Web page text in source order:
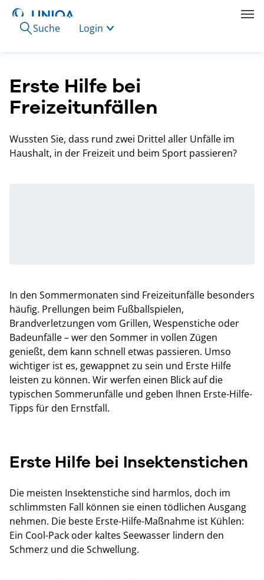
Suche Login
Erste Hilfe bei
Freizeitunfällen
Wussten Sie, dass rund zwei Drittel aller Unfälle im
Haushalt, in der Freizeit und beim Sport passieren?
In den Sommermonaten sind Freizeitunfälle besonders
häufig. Prellungen beim Fußballspielen,
Brandverletzungen vom Grillen, Wespenstiche oder
Badeunfälle – wer den Sommer in vollen Zügen
genießt, dem kann schnell etwas passieren. Umso
wichtiger ist es, gewappnet zu sein und Erste Hilfe
leisten zu können. Wir werfen einen Blick auf die
typischen Sommerunfälle und geben Ihnen Erste-Hilfe-
Tipps für den Ernstfall.
Erste Hilfe bei Insektenstichen
Die meisten Insektenstiche sind harmlos, doch im
schlimmsten Fall können sie einen tödlichen Ausgang
nehmen. Die beste Erste-Hilfe-Maßnahme ist Kühlen:
Ein Cool-Pack oder kaltes Seewasser lindern den
Schmerz und die Schwellung.